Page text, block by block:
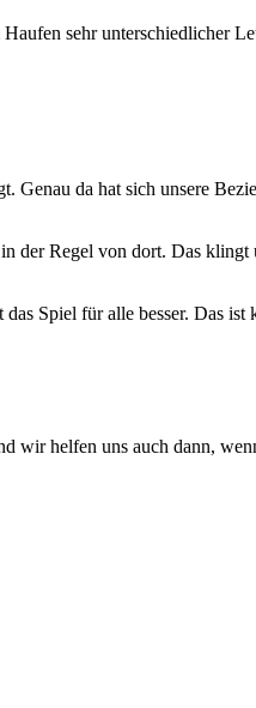
sehr unterschiedlicher
Genau da hat sich unsere
der Regel von dort. Das
Spiel für alle besser. Das ist
helfen uns auch dann,